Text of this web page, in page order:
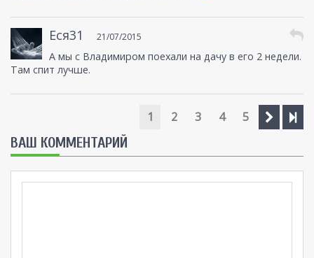
Еся31 21/07/2015
А мы с Владимиром поехали на дачу в его 2 недели.
Там спит лучше.
1 2 3 4 5
ВАШ КОММЕНТАРИЙ